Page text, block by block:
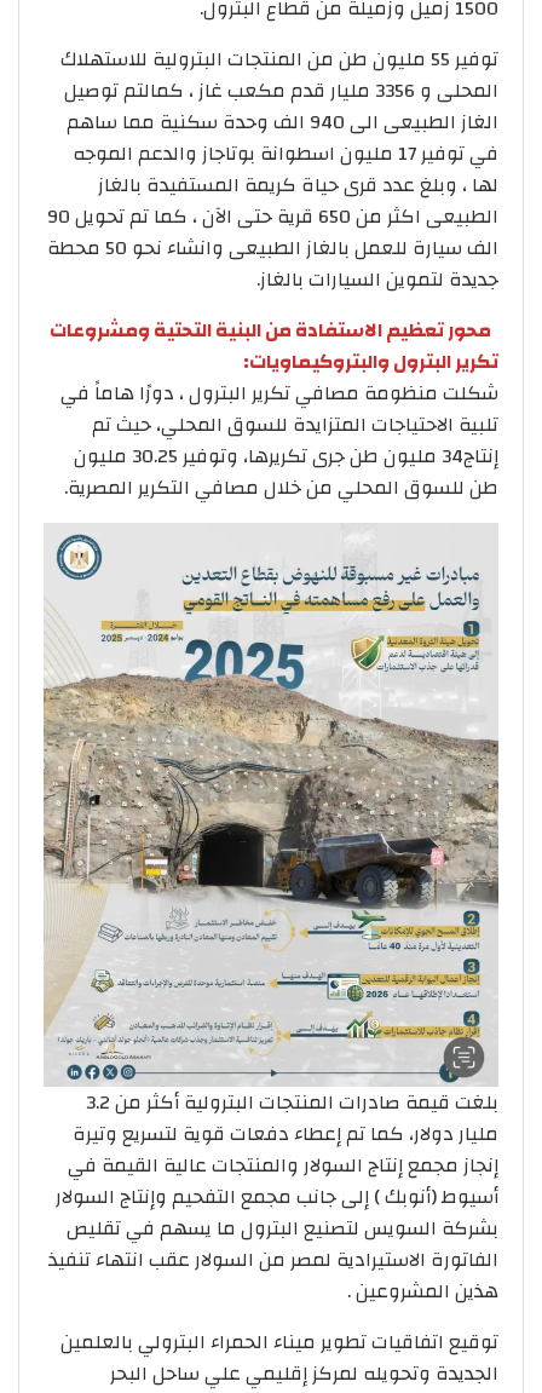
1500 زميل وزميلة من قطاع البترول.
توفير 55 مليون طن من المنتجات البترولية للاستهلاك
المحلى و 3356 مليار قدم مكعب غاز ، كمالتم توصيل
الغاز الطبيعى الى 940 الف وحدة سكنية مما ساهم
في توفير 17 مليون اسطوانة بوتاجاز والدعم الموجه
لها ، وبلغ عدد قرى حياة كريمة المستفيدة بالغاز
الطبيعى اكثر من 650 قرية حتى الآن ، كما تم تحويل 90
الف سيارة للعمل بالغاز الطبيعى وانشاء نحو 50 محطة
جديدة لتموين السيارات بالغاز.
محور تعظيم الاستفادة من البنية التحتية ومشروعات
تكرير البترول والبتروكيماويات:
شكلت منظومة مصافي تكرير البترول ، دورًا هاماً في
تلبية الاحتياجات المتزايدة للسوق المحلي، حيث تم
إنتاج34 مليون طن جرى تكريرها، وتوفير 30.25 مليون
طن للسوق المحلي من خلال مصافي التكرير المصرية.
بلغت قيمة صادرات المنتجات البترولية أكثر من 3.2
مليار دولار، كما تم إعطاء دفعات قوية لتسريع وتيرة
إنجاز مجمع إنتاج السولار والمنتجات عالية القيمة في
أسيوط (أنوبك ) إلى جانب مجمع التفحيم وإنتاج السولار
بشركة السويس لتصنيع البترول ما يسهم في تقليص
الفاتورة الاستيرادية لمصر من السولار عقب انتهاء تنفيذ
هذين المشروعين .
توقيع اتفاقيات تطوير ميناء الحمراء البترولي بالعلمين
الجديدة وتحويله لمركز إقليمي علي ساحل البحر